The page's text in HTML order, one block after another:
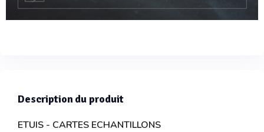
Description du produit
ETUIS - CARTES ECHANTILLONS